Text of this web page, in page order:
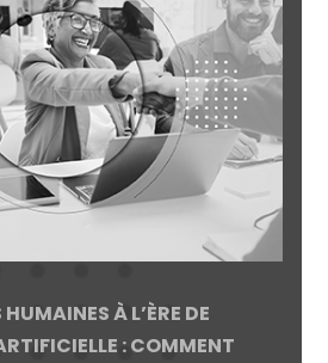
À L’ÈRE DE
: COMMENT